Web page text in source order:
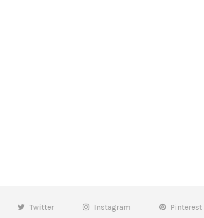
Twitter Instagram Pinterest